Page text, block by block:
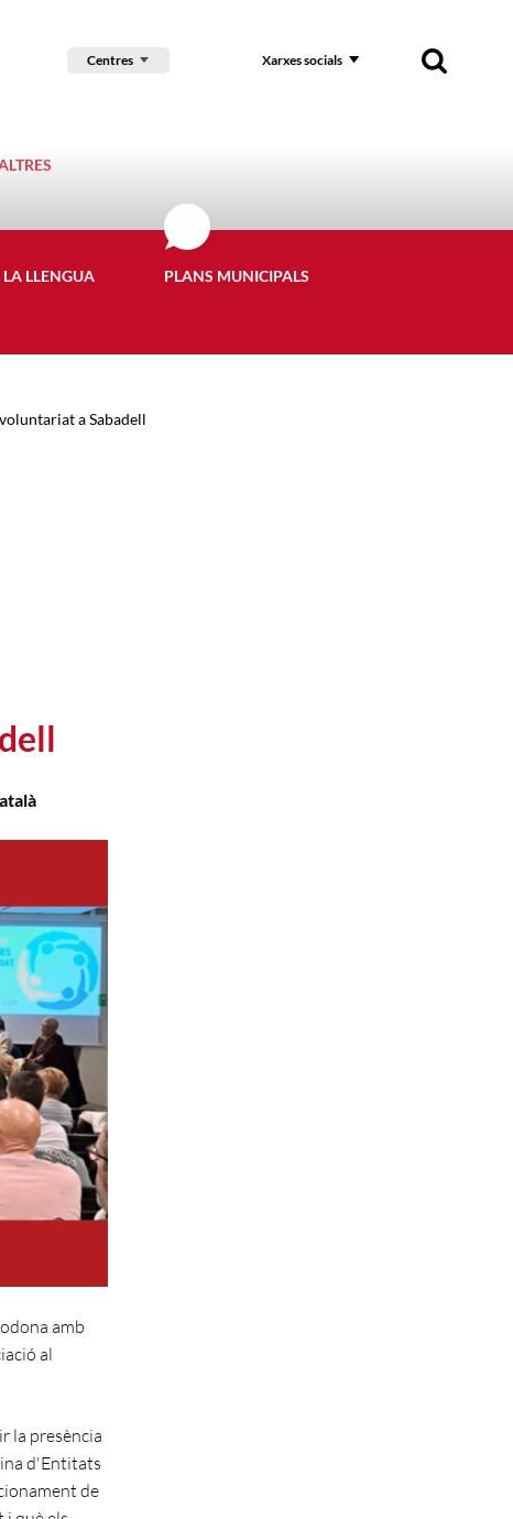
Centres Xarxes socials
LLENGUA PLANS MUNICIPALS
a Sabadell
amb
al
la presència
d'Entitats
de